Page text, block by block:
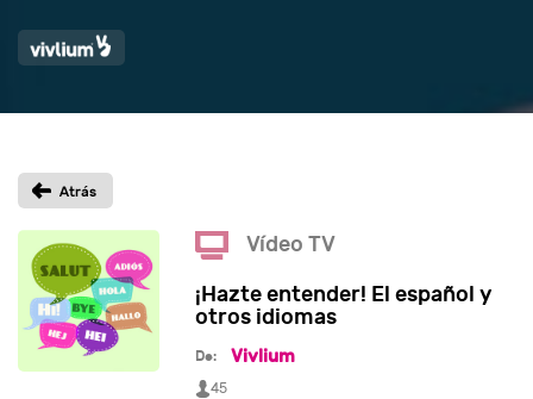
Vídeo TV
¡Hazte entender! El español y
otros idiomas
De: Vivlium
45